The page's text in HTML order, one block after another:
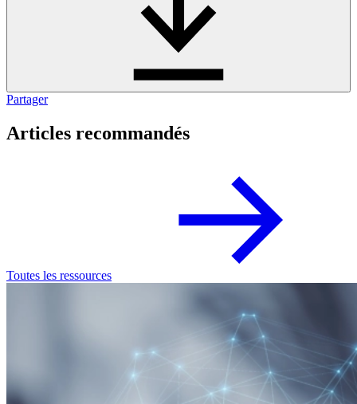
Partager
Articles recommandés
Toutes les ressources